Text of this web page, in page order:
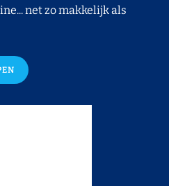
net zo makkelijk als